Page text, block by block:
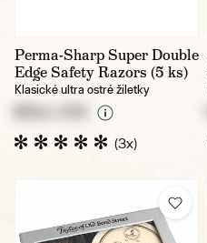
Perma-Sharp Super Double
Edge Safety Razors (5 ks)
Klasické ultra ostré žiletky
(3x)